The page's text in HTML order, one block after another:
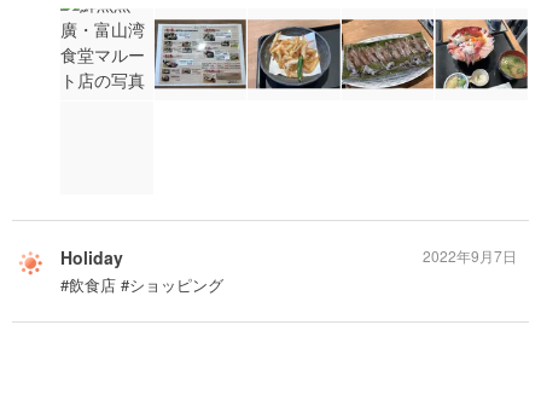
Holiday
#飲食店 #ショッピング
2022年9月7日